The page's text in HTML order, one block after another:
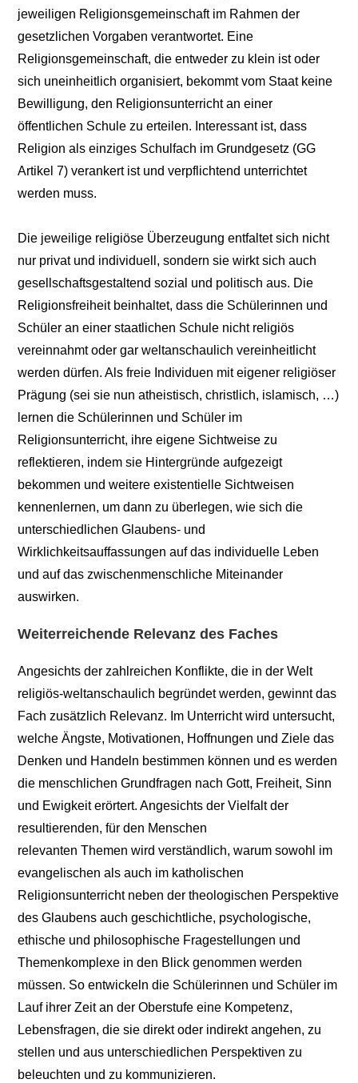
jeweiligen Religionsgemeinschaft im Rahmen der
gesetzlichen Vorgaben verantwortet. Eine
Religionsgemeinschaft, die entweder zu klein ist oder
sich uneinheitlich organisiert, bekommt vom Staat keine
Bewilligung, den Religionsunterricht an einer
öffentlichen Schule zu erteilen. Interessant ist, dass
Religion als einziges Schulfach im Grundgesetz (GG
Artikel 7) verankert ist und verpflichtend unterrichtet
werden muss.
Die jeweilige religiöse Überzeugung entfaltet sich nicht
nur privat und individuell, sondern sie wirkt sich auch
gesellschaftsgestaltend sozial und politisch aus. Die
Religionsfreiheit beinhaltet, dass die Schülerinnen und
Schüler an einer staatlichen Schule nicht religiös
vereinnahmt oder gar weltanschaulich vereinheitlicht
werden dürfen. Als freie Individuen mit eigener religiöser
Prägung (sei sie nun atheistisch, christlich, islamisch, …)
lernen die Schülerinnen und Schüler im
Religionsunterricht, ihre eigene Sichtweise zu
reflektieren, indem sie Hintergründe aufgezeigt
bekommen und weitere existentielle Sichtweisen
kennenlernen, um dann zu überlegen, wie sich die
unterschiedlichen Glaubens- und
Wirklichkeitsauffassungen auf das individuelle Leben
und auf das zwischenmenschliche Miteinander
auswirken.
Weiterreichende Relevanz des Faches
Angesichts der zahlreichen Konflikte, die in der Welt
religiös-weltanschaulich begründet werden, gewinnt das
Fach zusätzlich Relevanz. Im Unterricht wird untersucht,
welche Ängste, Motivationen, Hoffnungen und Ziele das
Denken und Handeln bestimmen können und es werden
die menschlichen Grundfragen nach Gott, Freiheit, Sinn
und Ewigkeit erörtert. Angesichts der Vielfalt der
resultierenden, für den Menschen
relevanten Themen wird verständlich, warum sowohl im
evangelischen als auch im katholischen
Religionsunterricht neben der theologischen Perspektive
des Glaubens auch geschichtliche, psychologische,
ethische und philosophische Fragestellungen und
Themenkomplexe in den Blick genommen werden
müssen. So entwickeln die Schülerinnen und Schüler im
Lauf ihrer Zeit an der Oberstufe eine Kompetenz,
Lebensfragen, die sie direkt oder indirekt angehen, zu
stellen und aus unterschiedlichen Perspektiven zu
beleuchten und zu kommunizieren.